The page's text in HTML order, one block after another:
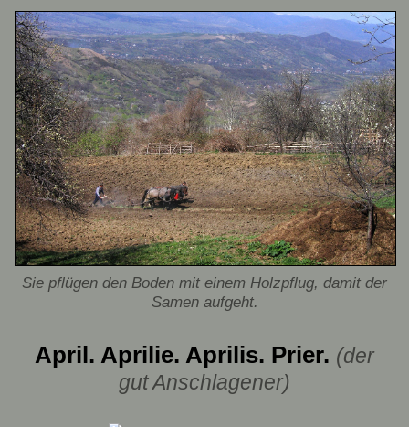
Sie pflügen den Boden mit einem Holzpflug, damit der
Samen aufgeht.
April. Aprilie. Aprilis. Prier. (der
gut Anschlagener)